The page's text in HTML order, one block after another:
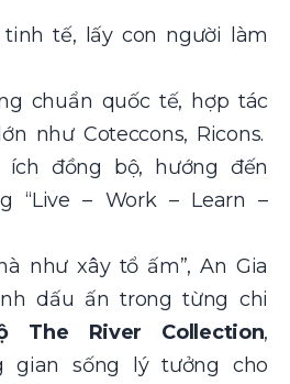
tế, lấy con người làm
chuẩn quốc tế, hợp tác
như Coteccons, Ricons.
đồng bộ, hướng đến
“Live – Work – Learn –
như xây tổ ấm”, An Gia
dấu ấn trong từng chi
The River Collection,
gian sống lý tưởng cho